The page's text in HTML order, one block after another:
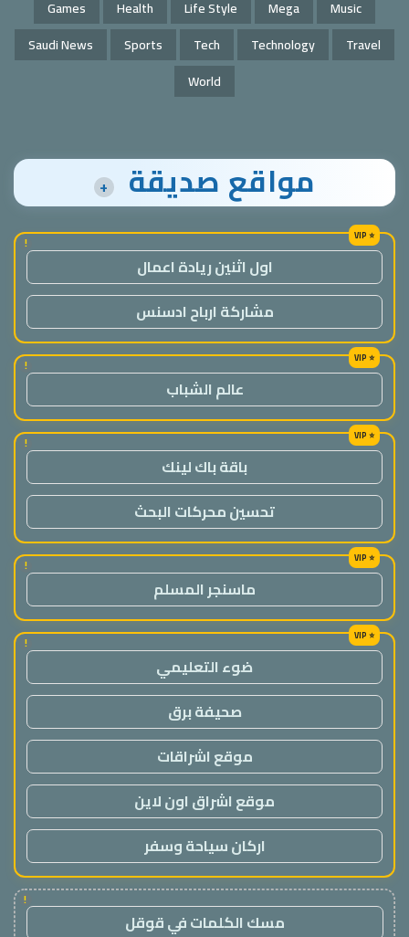
Games Health Life Style Mega
Music
Saudi News
Sports Tech Technology
Travel
World
مواقع صديقة +
!
اول اثنين ريادة اعمال
مشاركة ارباح ادسنس
!
عالم الشباب
!
باقة باك لينك
تحسين محركات البحث
!
ماسنجر المسلم
!
ضوء التعليمي
صحيفة برق
موقع اشراقات
موقع اشراق اون لاين
اركان سياحة وسفر
!
مسك الكلمات في قوقل